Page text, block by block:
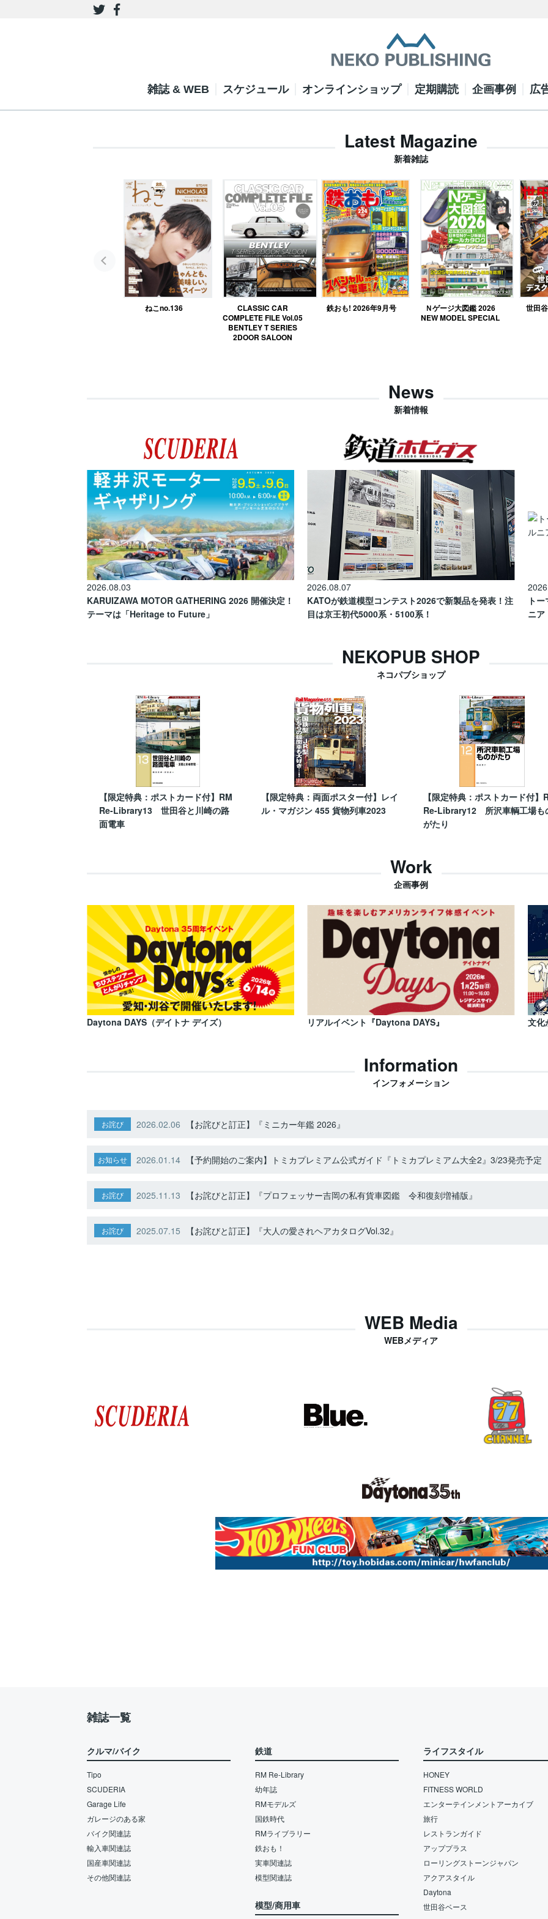
雑誌 & WEB スケジュール オンラインショップ 定期購読 企画事例 広
Latest Magazine
新着雑誌
ねこno.136
CLASSIC CAR
COMPLETE FILE Vol.05
BENTLEY T SERIES
2DOOR SALOON
鉄おも! 2026年9月号
Ｎゲージ大図鑑 2026
NEW MODEL SPECIAL
世田
News
新着情報
2026.08.03
KARUIZAWA MOTOR GATHERING 2026 開催決定！
テーマは「Heritage to Future」
2026.08.07
KATOが鉄道模型コンテスト2026で新製品を発表！注
目は京王初代5000系・5100系！
ト
ニア
NEKOPUB SHOP
ネコパブショップ
【限定特典：ポストカード付】RM
Re-Library13 世田谷と川崎の路
面電車
【限定特典：両面ポスター付】レイ
ル・マガジン 455 貨物列車2023
【限定特典：ポストカード付】
Re-Library12 所沢車輌工場も
がたり
Work
企画事例
Daytona DAYS（デイトナ デイズ） リアルイベント『Daytona DAYS』 文化
Information
インフォメーション
お詫び 2026.02.06 【お詫びと訂正】『ミニカー年鑑 2026』
お知らせ 2026.01.14 【予約開始のご案内】トミカプレミアム公式ガイド『トミカプレミアム大全2』3/23発売予定
お詫び 2025.11.13 【お詫びと訂正】『プロフェッサー吉岡の私有貨車図鑑 令和復刻増補版』
お詫び 2025.07.15 【お詫びと訂正】『大人の愛されヘアカタログVol.32』
WEB Media
WEBメディア
雑誌一覧
クルマ/バイク
Tipo
SCUDERIA
Garage Life
ガレージのある家
バイク関連誌
輸入車関連誌
国産車関連誌
その他関連誌
鉄道
RM Re-Library
幼年誌
RMモデルズ
国鉄時代
RMライブラリー
鉄おも！
実車関連誌
模型関連誌
模型/商用車
ライフスタイル
HONEY
FITNESS WORLD
エンターテインメントアーカイブ
旅行
レストランガイド
アッププラス
ローリングストーンジャパン
アクアスタイル
Daytona
世田谷ベース